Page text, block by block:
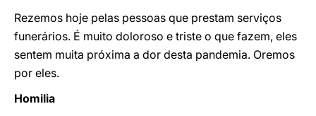
Rezemos hoje pelas pessoas que prestam serviços
funerários. É muito doloroso e triste o que fazem, eles
sentem muita próxima a dor desta pandemia. Oremos
por eles.
Homilia